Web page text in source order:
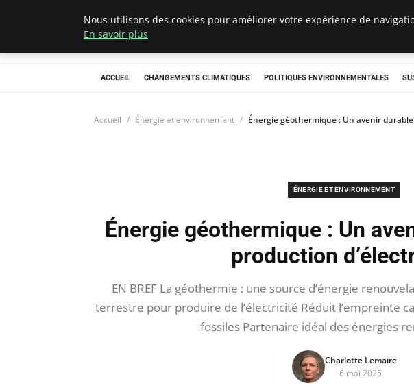
ACCUEIL CHANGEMENTS CLIMATIQUES POLITIQUES ENVIRONNEMENTALES
Accueil Énergie et environnement Énergie géothermique : Un avenir
ÉNERGIE ET ENVIRONNEMENT
Énergie géothermique : Un
production
EN BREF La géothermie : une source d’énergie
terrestre pour produire de l’électricité Réduit l’empreinte
fossiles Partenaire idéal des énergies
Charlotte Lemaire
6 mai 2025
Nous utilisons des cookies pour améliorer votre expérience de
En savoir plus